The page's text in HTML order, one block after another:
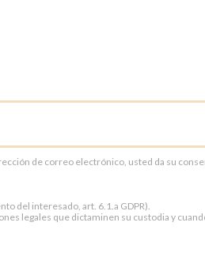
de correo electrónico, usted da su
del interesado, art. 6.1.a GDPR).
legales que dictaminen su custodia y